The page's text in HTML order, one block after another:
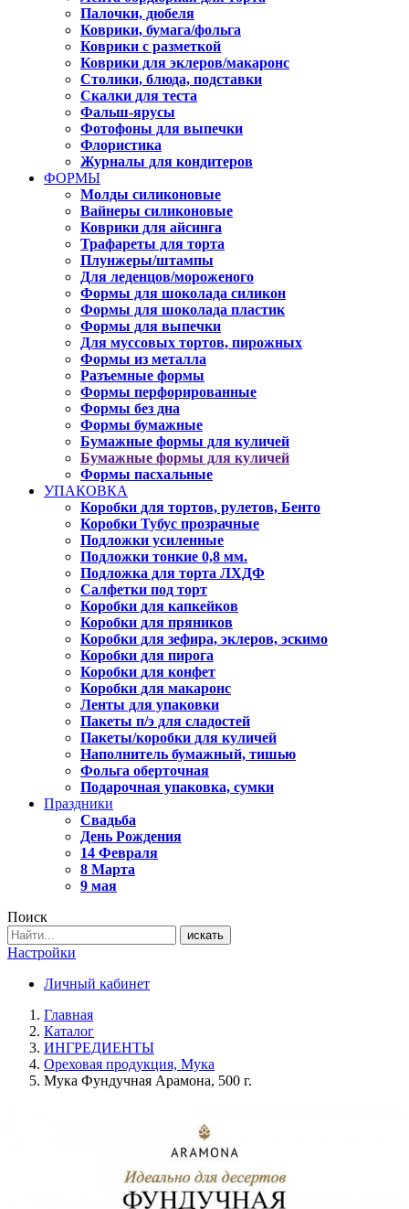
Палочки, дюбеля
Коврики, бумага/фольга
Коврики с разметкой
Коврики для эклеров/макаронс
Столики, блюда, подставки
Скалки для теста
Фальш-ярусы
Фотофоны для выпечки
Флористика
Журналы для кондитеров
ФОРМЫ
Молды силиконовые
Вайнеры силиконовые
Коврики для айсинга
Трафареты для торта
Плунжеры/штампы
Для леденцов/мороженого
Формы для шоколада силикон
Формы для шоколада пластик
Формы для выпечки
Для муссовых тортов, пирожных
Формы из металла
Разъемные формы
Формы перфорированные
Формы без дна
Формы бумажные
Бумажные формы для куличей
Бумажные формы для куличей
Формы пасхальные
УПАКОВКА
Коробки для тортов, рулетов, Бенто
Коробки Тубус прозрачные
Подложки усиленные
Подложки тонкие 0,8 мм.
Подложка для торта ЛХДФ
Салфетки под торт
Коробки для капкейков
Коробки для пряников
Коробки для зефира, эклеров, эскимо
Коробки для пирога
Коробки для конфет
Коробки для макаронс
Ленты для упаковки
Пакеты п/э для сладостей
Пакеты/коробки для куличей
Наполнитель бумажный, тишью
Фольга оберточная
Подарочная упаковка, сумки
Праздники
Свадьба
День Рождения
14 Февраля
8 Марта
9 мая
Поиск
искать
Настройки
Личный кабинет
Главная
Каталог
ИНГРЕДИЕНТЫ
Ореховая продукция, Мука
Мука Фундучная Арамона, 500 г.